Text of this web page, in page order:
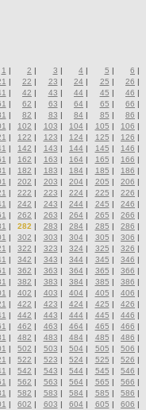
1 | 2 | 3 | 4 | 5 | 6 |
| 22 | 23 | 24 | 25 | 26 |
| 42 | 43 | 44 | 45 | 46 |
| 62 | 63 | 64 | 65 | 66 |
| 82 | 83 | 84 | 85 | 86 |
| 102 | 103 | 104 | 105 | 106 |
| 122 | 123 | 124 | 125 | 126 |
| 142 | 143 | 144 | 145 | 146 |
| 162 | 163 | 164 | 165 | 166 |
| 182 | 183 | 184 | 185 | 186 |
| 202 | 203 | 204 | 205 | 206 |
| 222 | 223 | 224 | 225 | 226 |
| 242 | 243 | 244 | 245 | 246 |
| 262 | 263 | 264 | 265 | 266 |
| 282 | 283 | 284 | 285 | 286 |
| 302 | 303 | 304 | 305 | 306 |
| 322 | 323 | 324 | 325 | 326 |
| 342 | 343 | 344 | 345 | 346 |
| 362 | 363 | 364 | 365 | 366 |
| 382 | 383 | 384 | 385 | 386 |
| 402 | 403 | 404 | 405 | 406 |
| 422 | 423 | 424 | 425 | 426 |
| 442 | 443 | 444 | 445 | 446 |
| 462 | 463 | 464 | 465 | 466 |
| 482 | 483 | 484 | 485 | 486 |
| 502 | 503 | 504 | 505 | 506 |
| 522 | 523 | 524 | 525 | 526 |
| 542 | 543 | 544 | 545 | 546 |
| 562 | 563 | 564 | 565 | 566 |
| 582 | 583 | 584 | 585 | 586 |
| 602 | 603 | 604 | 605 | 606 |